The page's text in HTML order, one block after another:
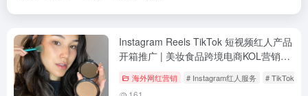
Instagram Reels TikTok 短视频红人产品
开箱推广 | 美妆食品跨境电商KOL营销服
海外网红营销 # Instagram红人服务 # TikTok短